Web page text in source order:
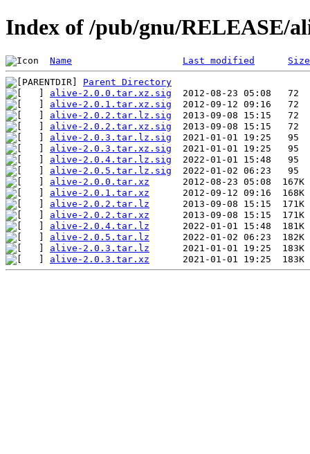
Index of /pub/gnu/RELEASE/
Name Last modified Size
Parent Directory
alive-2.0.0.tar.xz.sig
alive-2.0.1.tar.xz.sig
alive-2.0.2.tar.lz.sig
alive-2.0.2.tar.xz.sig
alive-2.0.3.tar.lz.sig
alive-2.0.3.tar.xz.sig
alive-2.0.4.tar.lz.sig
alive-2.0.5.tar.lz.sig
alive-2.0.0.tar.xz
alive-2.0.1.tar.xz
alive-2.0.2.tar.lz
alive-2.0.2.tar.xz
alive-2.0.4.tar.lz
alive-2.0.5.tar.lz
alive-2.0.3.tar.lz
alive-2.0.3.tar.xz